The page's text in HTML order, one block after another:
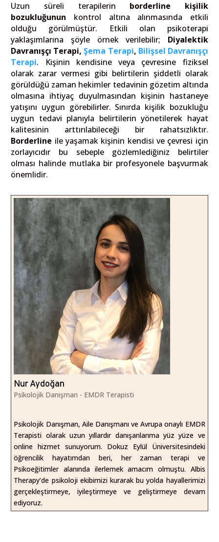
Uzun süreli terapilerin borderline kişilik
bozukluğunun kontrol altına alınmasında etkili
olduğu görülmüştür. Etkili olan psikoterapi
yaklaşımlarına şöyle örnek verilebilir; Diyalektik
Davranışçı Terapi,Şema Terapi, Bilişsel Davranışçı
Terapi. Kişinin kendisine veya çevresine fiziksel
olarak zarar vermesi gibi belirtilerin şiddetli olarak
görüldüğü zaman hekimler tedavinin gözetim altında
olmasına ihtiyaç duyulmasından kişinin hastaneye
yatışını uygun görebilirler. Sınırda kişilik bozukluğu
uygun tedavi planıyla belirtilerin yönetilerek hayat
kalitesinin arttırılabileceği bir rahatsızlıktır.
Borderline ile yaşamak kişinin kendisi ve çevresi için
zorlayıcıdır bu sebeple gözlemlediğiniz belirtiler
olması halinde mutlaka bir profesyonele başvurmak
önemlidir.
Nur Aydoğan
Psikolojik Danışman - EMDR Terapisti
Psikolojik Danışman, Aile Danışmanı ve Avrupa onaylı EMDR
Terapisti olarak uzun yıllardır danışanlarıma yüz yüze ve
online hizmet sunuyorum. Dokuz Eylül Üniversitesindeki
öğrencilik hayatımdan beri, her zaman terapi ve
Psikoeğitimler alanında ilerlemek amacım olmuştu. Albis
Therapy’de psikoloji ekibimizi kurarak bu yolda hayallerimizi
gerçekleştirmeye, iyileştirmeye ve geliştirmeye devam
ediyoruz.